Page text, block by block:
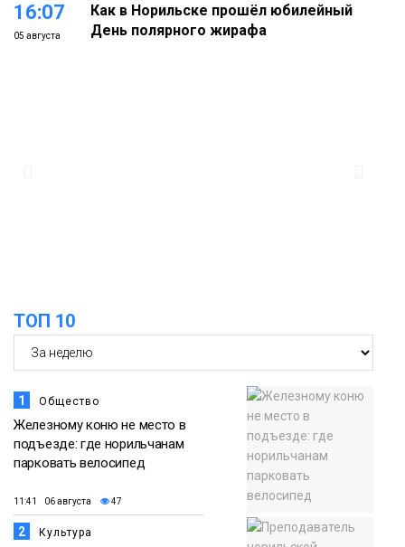
16:07
05 августа
Как в Норильске прошёл юбилейный
День полярного жирафа
ТОП 10
1 Общество
Железному коню не место в
подъезде: где норильчанам
парковать велосипед
11:41 06 августа 47
2 Культура